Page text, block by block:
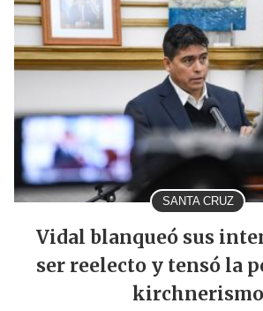
SANTA CRUZ
Vidal blanqueó sus
ser reelecto y tensó la
kirchnerismo